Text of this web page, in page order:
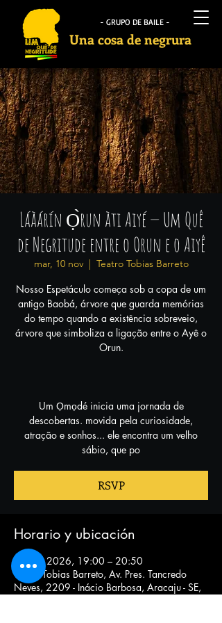
- GRUPO DE BAILE -
Una cosa de negrura
Láàárín Ọ̀run àti Aiyé — Um Quê
de Negritude entre o Orun e o Aiyê
mar, 10 nov
  |
Teatro Tobias Barreto
Nosso Espetáculo começa sob a copa de um
antigo Baobá, árvore que guarda memórias
do tempo quando a existência sobreveio,
árvore que simboliza a ligação entre o Ayê o
Orun.
Um Ọmọdé inicia uma jornada de
descobertas. movida pela curiosidade,
atração e sonhos... ele encontra um velho
sábio, que po
RSVP
Horario y ubicación
10 nov 2026, 19:00 – 20:50
Teatro Tobias Barreto, Av. Pres. Tancredo
Neves, 2209 - Inácio Barbosa, Aracaju - SE,